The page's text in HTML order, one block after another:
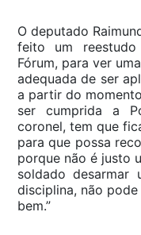
O deputado
feito um
Fórum, para ver
adequada de ser
a partir do
ser cumprida a
coronel, tem que
para que possa
porque não é justo
soldado desarmar
disciplina, não
bem.”